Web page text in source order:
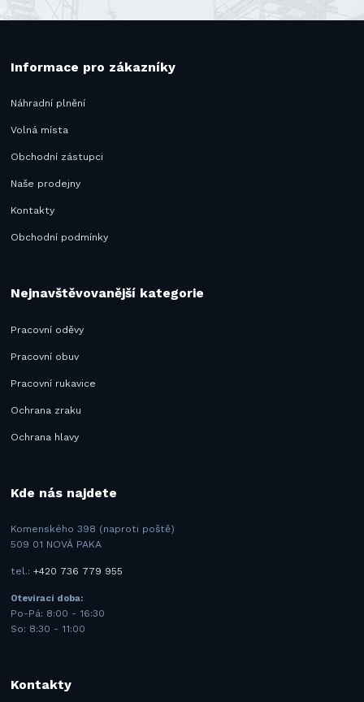
Informace pro zákazníky
Náhradní plnění
Volná místa
Obchodní zástupci
Naše prodejny
Kontakty
Obchodní podmínky
Nejnavštěvovanější kategorie
Pracovní oděvy
Pracovní obuv
Pracovní rukavice
Ochrana zraku
Ochrana hlavy
Kde nás najdete
Komenského 398 (naproti poště)
509 01 NOVÁ PAKA
tel.:+420 736 779 955
Otevírací doba:
Po-Pá: 8:00 - 16:30
So: 8:30 - 11:00
Kontakty